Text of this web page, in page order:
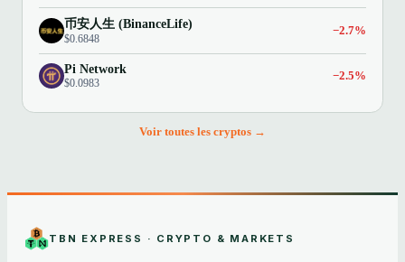
币安人生 (BinanceLife)
$0.6848
−2.7%
Pi Network
$0.0983
−2.5%
Voir toutes les cryptos →
TBN EXPRESS · CRYPTO & MARKETS